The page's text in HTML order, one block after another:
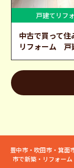
戸建てリフ
中古で買って
リフォーム 戸
豊中市・吹田市・箕面
市で新築・リフォー